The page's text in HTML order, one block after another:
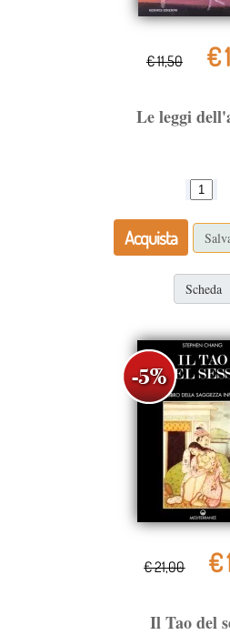
€ 11,50 €
Le leggi
Acquista
Scheda
€ 21,00 €
Il Tao del